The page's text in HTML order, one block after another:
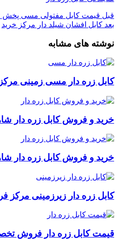
قبل قیمت کابل مفتولی مسی پخش
بعد کابل افشان شیلد دار مرکز خرید
نوشته های مشابه
کابل زره دار مسی زمینی
خرید و فروش کابل زره دار
خرید و فروش کابل زره دار
کابل زره دار زیرزمینی مرکز
قیمت کابل زره دار فروش